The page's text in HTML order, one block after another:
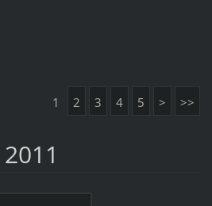
1 2 3 4 5 > >>